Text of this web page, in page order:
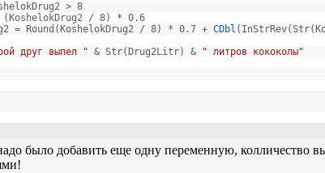
> 8
(KoshelokDrug2 / 8) * 0.6
= Round(KoshelokDrug2 / 8) * 0.7 + CDbl
друг выпел " & Str(Drug2Litr) &
" литров кококолы"
было добавить еще одну переменную, колличество